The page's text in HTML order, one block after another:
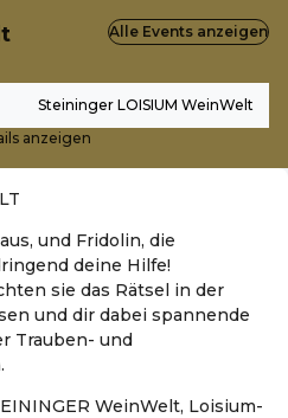
Steininger LOISIUM WeinWelt
anzeigen
Alle Events anzeigen
und Fridolin, die
deine Hilfe!
sie das Rätsel in der
und dir dabei spannende
Trauben- und
WeinWelt, Loisium-